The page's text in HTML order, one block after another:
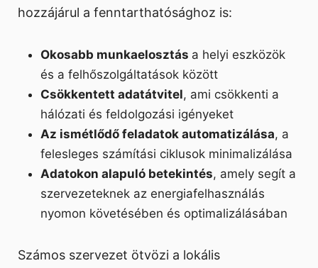
hozzájárul a fenntarthatósághoz is:
Okosabb munkaelosztás a helyi eszközök
és a felhőszolgáltatások között
Csökkentett adatátvitel, ami csökkenti a
hálózati és feldolgozási igényeket
Az ismétlődő feladatok automatizálása, a
felesleges számítási ciklusok minimalizálása
Adatokon alapuló betekintés, amely segít a
szervezeteknek az energiafelhasználás
nyomon követésében és optimalizálásában
Számos szervezet ötvözi a lokális